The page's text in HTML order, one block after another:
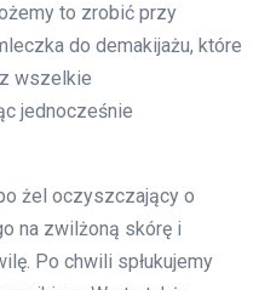
to zrobić przy
do demakijażu, które
wszelkie
jednocześnie
żel oczyszczający o
na zwilżoną skórę i
Po chwili spłukujemy